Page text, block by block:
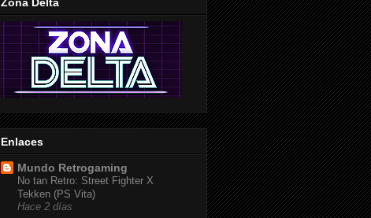
Enlaces
Mundo Retrogaming
No tan Retro: Street Fighter X
Tekken (PS Vita)
Hace 2 días